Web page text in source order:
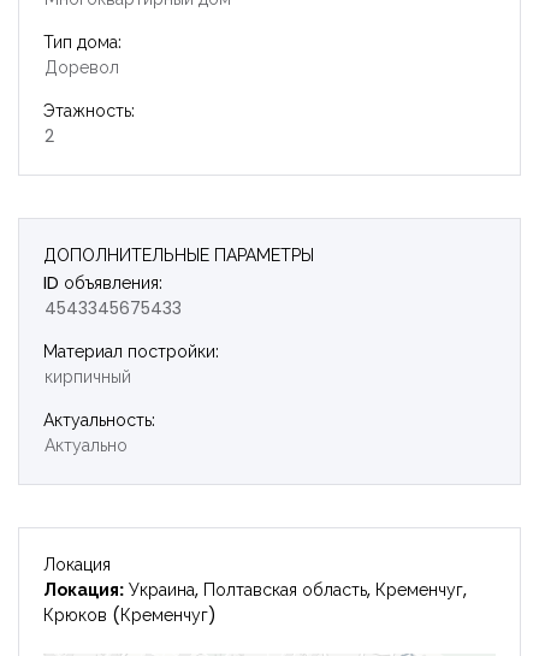
Тип дома:
Доревол
Этажность:
2
ДОПОЛНИТЕЛЬНЫЕ ПАРАМЕТРЫ
ID объявления:
4543345675433
Материал постройки:
кирпичный
Актуальность:
Актуально
Локация
Локация: Украина, Полтавская область, Кременчуг,
Крюков (Кременчуг)
Запомнить